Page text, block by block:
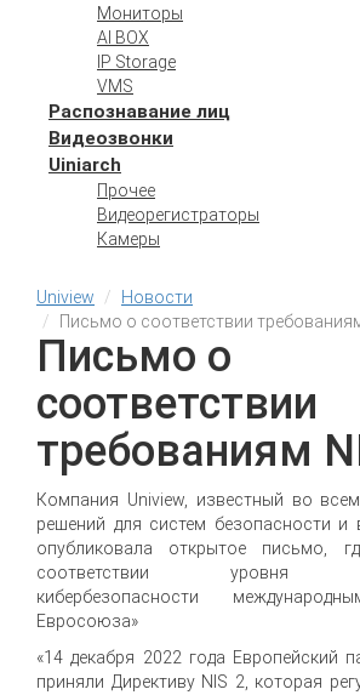
Мониторы
AI BOX
IP Storage
VMS
Распознавание лиц
Видеозвонки
Uiniarch
Прочее
Видеорегистраторы
Камеры
Uniview
Новости
Письмо о соответствии
Письмо о
соответствии
требованиям
Компания Uniview, известный во
решений для систем безопасности и
опубликовала открытое письмо,
соответствии уровня
кибербезопасности
Евросоюза»
«14 декабря 2022 года Европейский
приняли Директиву NIS 2, которая